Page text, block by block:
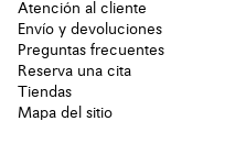
Atención al cliente
Envío y devoluciones
Preguntas frecuentes
Reserva una cita
Tiendas
Mapa del sitio